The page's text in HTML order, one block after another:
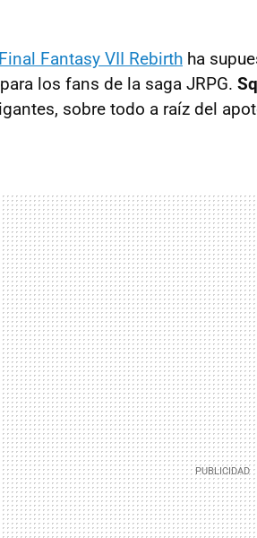
Final Fantasy VII Rebirth ha
los fans de la saga JRPG.
sobre todo a raíz del